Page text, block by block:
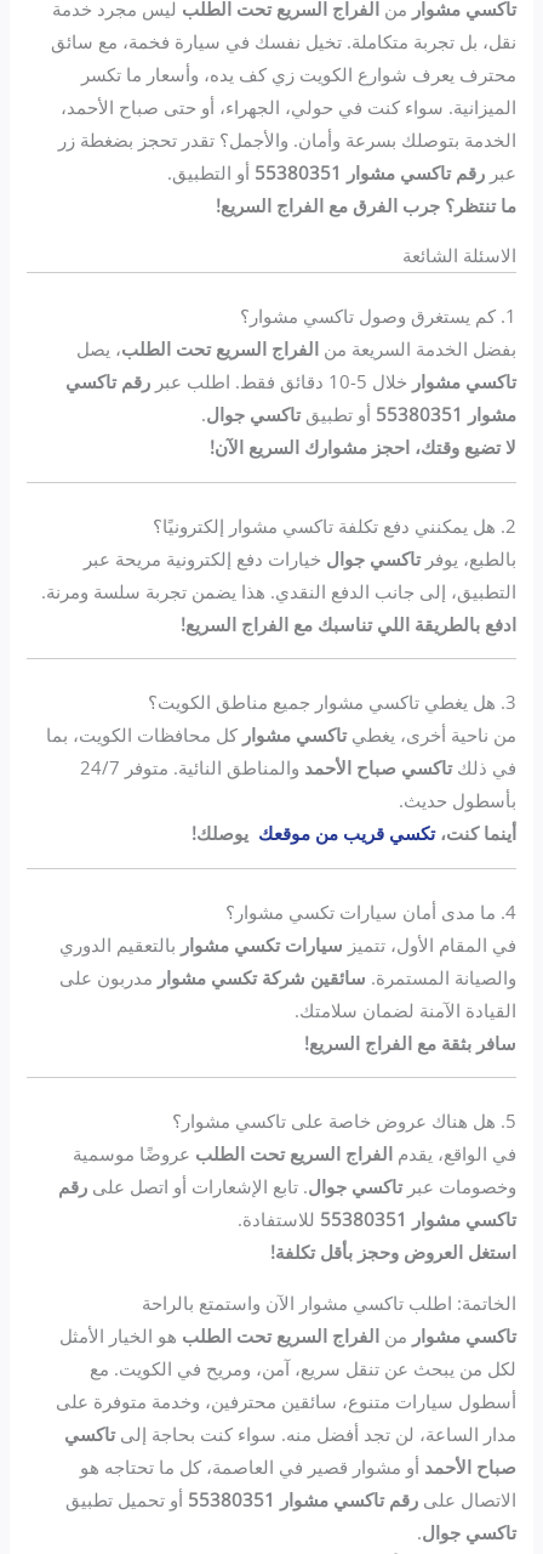
تاكسي مشوار منالفراج السريع تحت الطلب ليس مجرد خدمة
نقل، بل تجربة متكاملة. تخيل نفسك في سيارة فخمة، مع سائق
محترف يعرف شوارع الكويت زي كف يده، وأسعار ما تكسر
الميزانية. سواء كنت في حولي، الجهراء، أو حتى صباح الأحمد،
الخدمة بتوصلك بسرعة وأمان. والأجمل؟ تقدر تحجز بضغطة زر
عبررقم تاكسي مشوار 55380351
أو التطبيق.
ما تنتظر؟ جرب الفرق مع الفراج السريع!
الاسئلة الشائعة
1. كم يستغرق وصول تاكسي مشوار؟
بفضل الخدمة السريعة منالفراج السريع تحت الطلب، يصل
تاكسي مشوار خلال 5-10 دقائق فقط. اطلب عبر
رقم تاكسي
مشوار 55380351
أو تطبيقتاكسي جوال.
لا تضيع وقتك، احجز مشوارك السريع الآن!
2. هل يمكنني دفع تكلفة تاكسي مشوار إلكترونيًا؟
بالطبع، يوفرتاكسي جوال خيارات دفع إلكترونية مريحة عبر
التطبيق، إلى جانب الدفع النقدي. هذا يضمن تجربة سلسة ومرنة.
ادفع بالطريقة اللي تناسبك مع الفراج السريع!
3. هل يغطي تاكسي مشوار جميع مناطق الكويت؟
من ناحية أخرى، يغطيتاكسي مشوار كل محافظات الكويت، بما
في ذلكتاكسي صباح الأحمد
والمناطق النائية. متوفر 24/7
بأسطول حديث.
أينما كنت،تكسي قريب من موقعك يوصلك!
4. ما مدى أمان سيارات تكسي مشوار؟
في المقام الأول، تتميز سيارات تكسي مشوار بالتعقيم الدوري
والصيانة المستمرة. سائقين شركة تكسي مشوار مدربون على
القيادة الآمنة لضمان سلامتك.
سافر بثقة مع الفراج السريع!
5. هل هناك عروض خاصة على تاكسي مشوار؟
في الواقع، يقدمالفراج السريع تحت الطلب عروضًا موسمية
وخصومات عبرتاكسي جوال. تابع الإشعارات أو اتصل علىرقم
تاكسي مشوار 55380351
للاستفادة.
استغل العروض وحجز بأقل تكلفة!
الخاتمة: اطلب تاكسي مشوار الآن واستمتع بالراحة
تاكسي مشوار منالفراج السريع تحت الطلب هو الخيار الأمثل
لكل من يبحث عن تنقل سريع، آمن، ومريح في الكويت. مع
أسطول سيارات متنوع، سائقين محترفين، وخدمة متوفرة على
مدار الساعة، لن تجد أفضل منه. سواء كنت بحاجة إلىتاكسي
صباح الأحمد أو مشوار قصير في العاصمة، كل ما تحتاجه هو
الاتصال علىرقم تاكسي مشوار 55380351
أو تحميل تطبيق
تاكسي جوال.